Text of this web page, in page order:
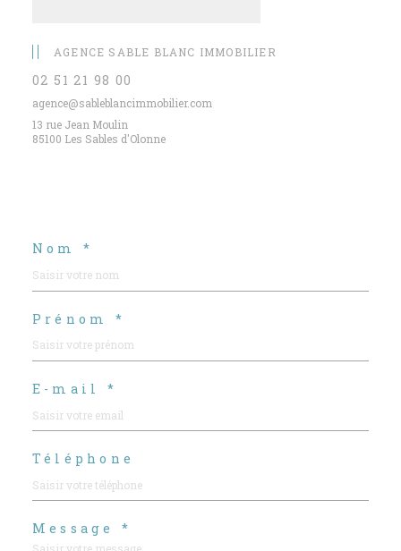
AGENCE SABLE BLANC IMMOBILIER
02 51 21 98 00
agence@sableblancimmobilier.com
13 rue Jean Moulin
85100 Les Sables d'Olonne
Nom *
Prénom *
E-mail *
Téléphone
Message *